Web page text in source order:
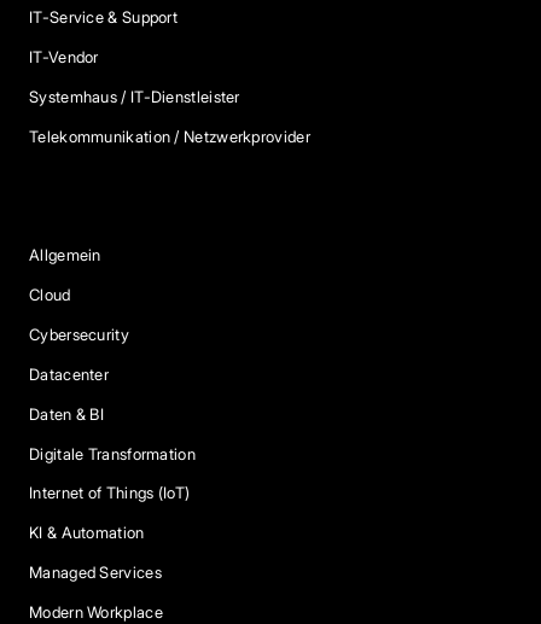
IT-Service & Support
IT-Vendor
Systemhaus / IT-Dienstleister
Telekommunikation / Netzwerkprovider
Allgemein
Cloud
Cybersecurity
Datacenter
Daten & BI
Digitale Transformation
Internet of Things (IoT)
KI & Automation
Managed Services
Modern Workplace